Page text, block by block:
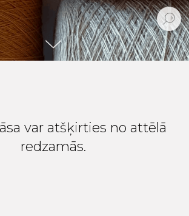
var atšķirties no attēlā
redzamās.